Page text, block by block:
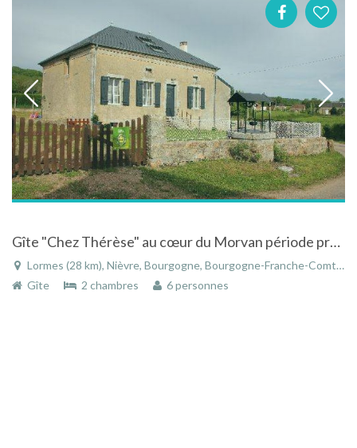
Gîte "Chez Thérèse" au cœur du Morvan période promo du 02 avril au 14 mai
Lormes (28 km), Nièvre, Bourgogne, Bourgogne-Franche-Comté, France
Gîte
2 chambres 6 personnes